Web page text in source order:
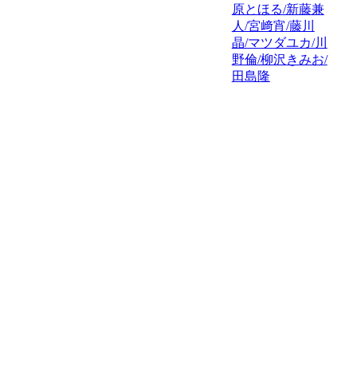
原とほる/新藤兼
人/宮﨑宵/藤川
晶/マツダユカ/川
野倫/柳沢きみお/
田島隆